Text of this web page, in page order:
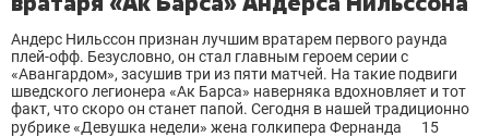
Андерс Нильссон признан лучшим вратарем первого раунда
плей-офф. Безусловно, он стал главным героем серии с
«Авангардом», засушив три из пяти матчей. На такие подвиги
шведского легионера «Ак Барса» наверняка вдохновляет и тот
факт, что скоро он станет папой. Сегодня в нашей традиционно
рубрике «Девушка недели» жена голкипера Фернанда
15